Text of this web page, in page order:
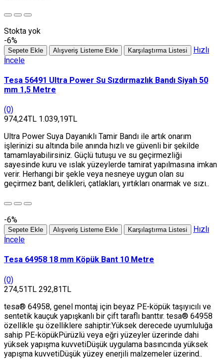
Stokta yok
-6%
Sepete Ekle Alışveriş Listeme Ekle Karşılaştırma Listesi
Hızlı
İncele
Tesa 56491 Ultra Power Su Sızdırmazlık Bandı Siyah 50
mm 1,5 Metre
(0)
974,24TL 1.039,19TL
Ultra Power Suya Dayanıklı Tamir Bandı ile artık onarım
işlerinizi su altında bile anında hızlı ve güvenli bir şekilde
tamamlayabilirsiniz. Güçlü tutuşu ve su geçirmezliği
sayesinde kuru ve ıslak yüzeylerde tamirat yapılmasına imkan
verir. Herhangi bir şekle veya nesneye uygun olan su
geçirmez bant, delikleri, çatlakları, yırtıkları onarmak ve sızı..
-6%
Sepete Ekle Alışveriş Listeme Ekle Karşılaştırma Listesi
Hızlı
İncele
Tesa 64958 18 mm Köpük Bant 10 Metre
(0)
274,51TL 292,81TL
tesa® 64958, genel montaj için beyaz PE-köpük taşıyıcılı ve
sentetik kauçuk yapışkanlı bir çift taraflı banttır. tesa® 64958
özellikle şu özelliklere sahiptir:Yüksek derecede uyumluluğa
sahip PE-köpükPürüzlü veya eğri yüzeyler üzerinde dahi
yüksek yapışma kuvvetiDüşük uygulama basıncında yüksek
yapışma kuvvetiDüşük yüzey enerjili malzemeler üzerind..